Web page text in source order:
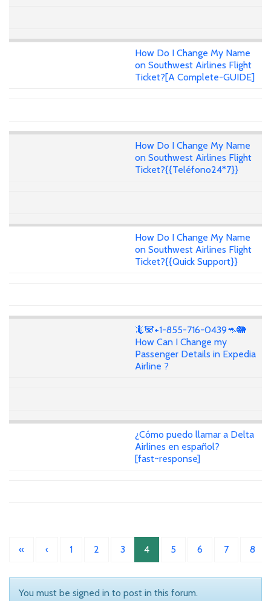
How Do I Change My Name
on Southwest Airlines Flight
Ticket?[A Complete-GUIDE]
How Do I Change My Name
on Southwest Airlines Flight
Ticket?{{Teléfono24*7}}
How Do I Change My Name
on Southwest Airlines Flight
Ticket?{{Quick Support}}
🦎🐼+1-855-716-0439🦘🐘
How Can I Change my
Passenger Details in Expedia
Airline ?
¿Cómo puedo llamar a Delta
Airlines en español?
[fast~response]
« ‹ 1 2 3 4 5 6 7 8
You must be signed in to post in this forum.